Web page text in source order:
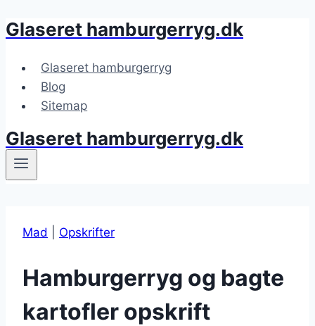
Fortsæt
indhold
Glaseret hamburgerryg.dk
Glaseret hamburgerryg
Blog
Sitemap
Glaseret hamburgerryg.dk
Mad Opskrifter
Hamburgerryg og bagte
kartofler opskrift